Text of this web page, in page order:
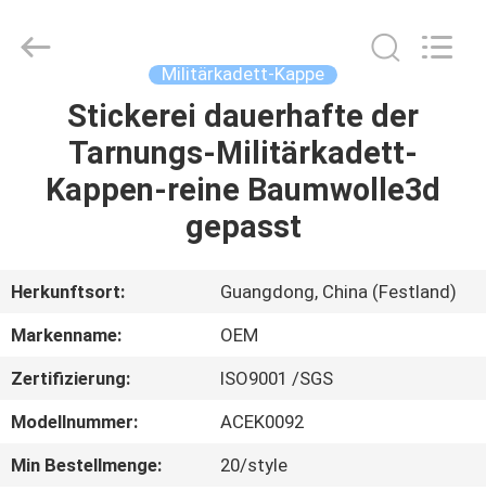
HAUS
PRODUKTE
UNS
AUSFLUG
QUALITÄTSKONTROLLE
Ltd..
Militärkadett-Kappe
Stickerei dauerhafte der
Tarnungs-Militärkadett-
Kappen-reine Baumwolle3d
gepasst
Herkunftsort:
Guangdong, China (Festland)
Markenname:
OEM
Zertifizierung:
ISO9001 /SGS
Modellnummer:
ACEK0092
Min Bestellmenge:
20/style